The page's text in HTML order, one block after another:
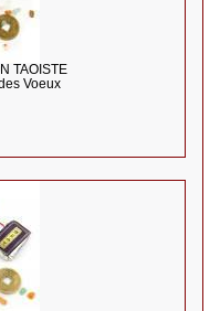
TAOISTE
Voeux